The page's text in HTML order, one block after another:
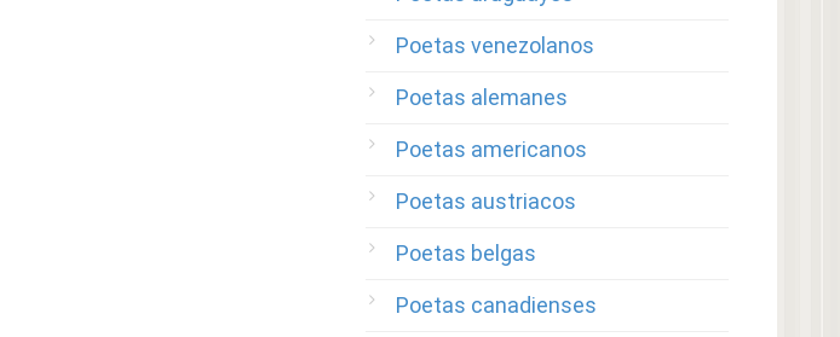
Poetas venezolanos
Poetas alemanes
Poetas americanos
Poetas austriacos
Poetas belgas
Poetas canadienses